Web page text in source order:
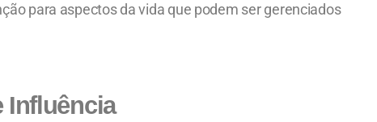
para aspectos da vida que podem ser gerenciados
Influência